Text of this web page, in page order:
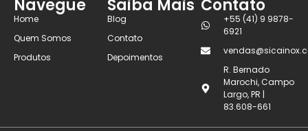
Navegue
Home
Quem Somos
Produtos
Saiba Mais
Blog
Contato
Depoimentos
Contato
+55 (41) 9 9878-
6921
R. Bernado
Marochi, Campo
Largo, PR |
83.608-661